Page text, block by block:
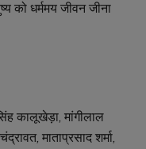
को धर्ममय जीवन जीना
कालूखेड़ा, मांगीलाल
माताप्रसाद शर्मा,